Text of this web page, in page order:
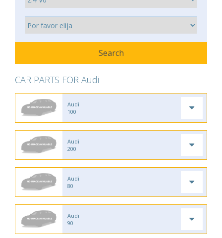
CAR PARTS FOR Audi
Audi
100
Audi
200
Audi
80
Audi
90